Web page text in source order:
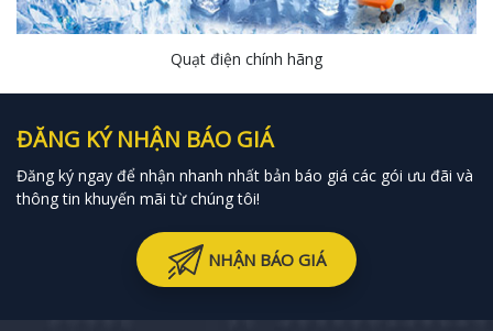
Quạt điện chính hãng
ĐĂNG KÝ NHẬN BÁO GIÁ
Đăng ký ngay để nhận nhanh nhất bản báo giá các gói ưu đãi và
thông tin khuyến mãi từ chúng tôi!
NHẬN BÁO GIÁ